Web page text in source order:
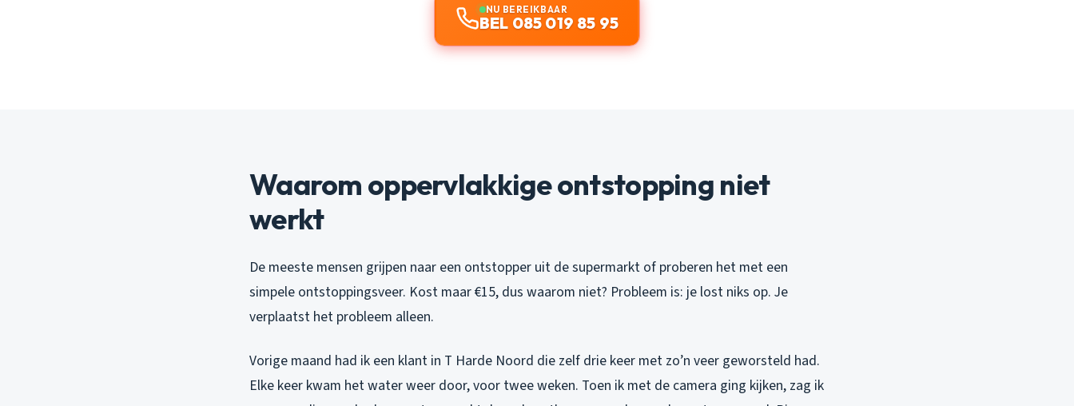
NU BEREIKBAAR
BEL 085 019 85 95
Waarom oppervlakkige ontstopping niet
werkt
De meeste mensen grijpen naar een ontstopper uit de supermarkt of proberen het met een
simpele ontstoppingsveer. Kost maar €15, dus waarom niet? Probleem is: je lost niks op. Je
verplaatst het probleem alleen.
Vorige maand had ik een klant in T Harde Noord die zelf drie keer met zo’n veer geworsteld had.
Elke keer kwam het water weer door, voor twee weken. Toen ik met de camera ging kijken, zag ik